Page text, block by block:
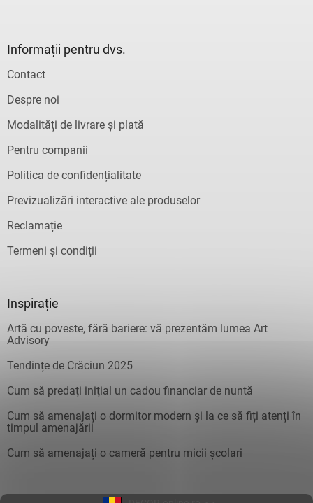
Informații pentru dvs.
Contact
Despre noi
Modalități de livrare și plată
Pentru companii
Politica de confidențialitate
Previzualizări interactive ale produselor
Reclamație
Termeni și condiții
Inspirație
Artă cu poveste, fără bariere: vă prezentăm lumea Art
Advisory
Tendințe de Crăciun 2025
Cum să predați inițial un cadou financiar de nuntă
Cum să amenajați o dormitor modern și la ce să fiți atenți în
timpul amenajării
Cum să amenajați o cameră pentru micii școlari